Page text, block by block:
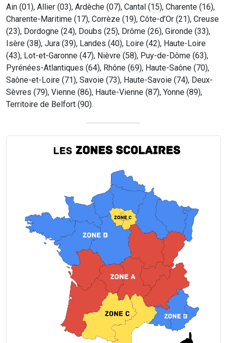
Ain (01), Allier (03), Ardèche (07), Cantal (15), Charente (16),
Charente-Maritime (17), Corrèze (19), Côte-d’Or (21), Creuse
(23), Dordogne (24), Doubs (25), Drôme (26), Gironde (33),
Isère (38), Jura (39), Landes (40), Loire (42), Haute-Loire
(43), Lot-et-Garonne (47), Nièvre (58), Puy-de-Dôme (63),
Pyrénées-Atlantiques (64), Rhône (69), Haute-Saône (70),
Saône-et-Loire (71), Savoie (73), Haute-Savoie (74), Deux-
Sèvres (79), Vienne (86), Haute-Vienne (87), Yonne (89),
Territoire de Belfort (90).